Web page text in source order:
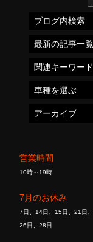
営業時間
10時～19時
7月のお休み
7日、14日、15日、21日
26日、28日
ブログ内検索
最新の記事一覧
関連キーワード
車種を選ぶ
アーカイブ